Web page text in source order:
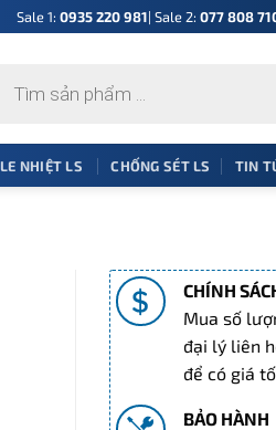
Sale 1: 0935 220 981| Sale 2: 077 808
NHIỆT LS CHỐNG SÉT LS TIN
CHÍNH
Mua số
đại lý liên
để có giá
BẢO HÀNH